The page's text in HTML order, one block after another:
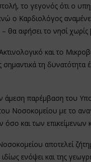
το γεγονός ότι ο
ο Καρδιολόγος
αφήσει το νησί χωρίς
και το
τη δυνατότητα
άμεση παρέμβαση του
Νοσοκομείου με το
και των επικείμενων
αποτελεί
ενόψει και της